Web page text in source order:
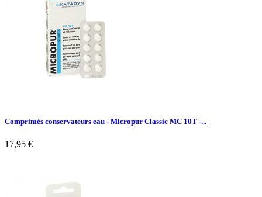
Comprimés conservateurs eau - Micropur Classic MC 10T -...
17,95 €